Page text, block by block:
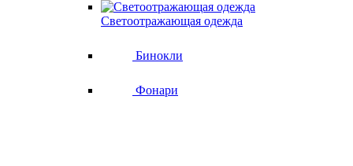
Светоотражающая одежда
Бинокли
Фонари